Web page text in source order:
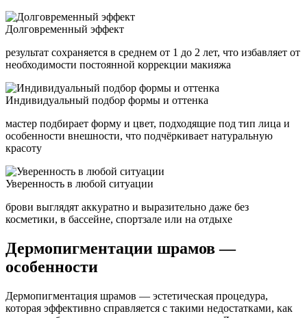
Долговременный эффект
результат сохраняется в среднем от 1 до 2 лет, что избавляет от
необходимости постоянной коррекции макияжа
Индивидуальный подбор формы и оттенка
мастер подбирает форму и цвет, подходящие под тип лица и
особенности внешности, что подчёркивает натуральную
красоту
Уверенность в любой ситуации
брови выглядят аккуратно и выразительно даже без
косметики, в бассейне, спортзале или на отдыхе
Дермопигментации шрамов —
особенности
Дермопигментация шрамов — эстетическая процедура,
которая эффективно справляется с такими недостатками, как